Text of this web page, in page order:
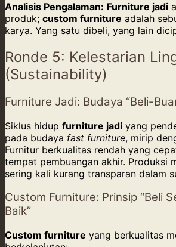
Analisis Pengalaman: Furniture jadi
produk; custom furniture adalah
karya. Yang satu dibeli, yang lain
Ronde 5: Kelestarian
(Sustainability)
Furniture Jadi: Budaya “Beli-
Siklus hidup furniture jadi yang
pada budaya fast furniture, mirip
Furnitur berkualitas rendah yang
tempat pembuangan akhir. Produksi
sering kali kurang transparan dalam
Custom Furniture: Prinsip “Beli
Baik”
Custom furniture yang berkualitas